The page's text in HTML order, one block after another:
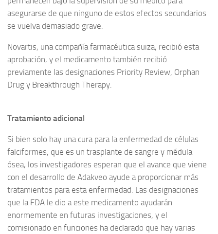
asegurarse de que ninguno de estos efectos secundarios
se vuelva demasiado grave.
Novartis, una compañía farmacéutica suiza, recibió esta
aprobación, y el medicamento también recibió
previamente las designaciones Priority Review, Orphan
Drug y Breakthrough Therapy.
Tratamiento adicional
Si bien solo hay una cura para la enfermedad de células
falciformes, que es un trasplante de sangre y médula
ósea, los investigadores esperan que el avance que viene
con el desarrollo de Adakveo ayude a proporcionar más
tratamientos para esta enfermedad. Las designaciones
que la FDA le dio a este medicamento ayudarán
enormemente en futuras investigaciones, y el
comisionado en funciones ha declarado que hay varias